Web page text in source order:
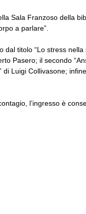
Sala Franzoso della
a parlare”.
dal titolo “Lo stress
Pasero; il secondo
di Luigi Collivasone;
l’ingresso è